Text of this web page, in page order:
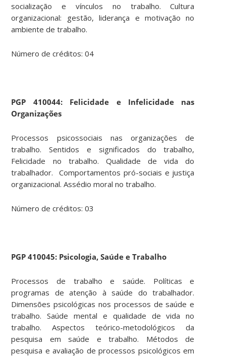
socialização e vínculos no trabalho. Cultura
organizacional: gestão, liderança e motivação no
ambiente de trabalho.
Número de créditos: 04
PGP 410044: Felicidade e Infelicidade nas
Organizações
Processos psicossociais nas organizações de
trabalho. Sentidos e significados do trabalho,
Felicidade no trabalho. Qualidade de vida do
trabalhador. Comportamentos pró-sociais e justiça
organizacional. Assédio moral no trabalho.
Número de créditos: 03
PGP 410045: Psicologia, Saúde e Trabalho
Processos de trabalho e saúde. Políticas e
programas de atenção à saúde do trabalhador.
Dimensões psicológicas nos processos de saúde e
trabalho. Saúde mental e qualidade de vida no
trabalho. Aspectos teórico-metodológicos da
pesquisa em saúde e trabalho. Métodos de
pesquisa e avaliação de processos psicológicos em